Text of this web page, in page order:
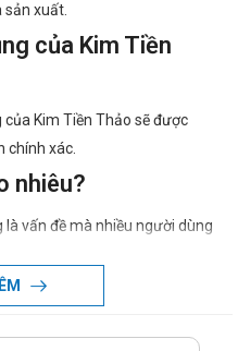
xuất.
của Kim Tiền
Kim Tiền Thảo sẽ được
chính xác.
nhiêu?
vấn đề mà nhiều người dùng
thể của Kim Tiền Thảo, quý
của công ty bằng cách
hỗ trợ.